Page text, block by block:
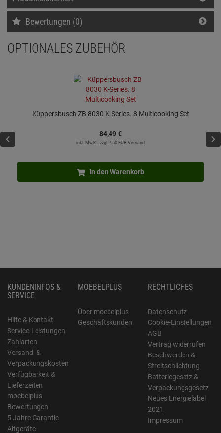
Bewertungen (0)
OPTIONALES ZUBEHÖR
Küppersbusch ZB 8030 K-Series. 8 Multicooking Set
84,49€
inkl. MwSt. zzgl. 7.50 EUR Versand
In den Warenkorb
KUNDENINFOS &
SERVICE
Hilfe & Kontakt
Service-Leistungen
Zahlarten
Versand- &
Verpackungskosten
Verfügbarkeit &
Lieferzeiten
moebelplus
Bewertungen
5 Jahre Garantie
Altgeräte-
MOEBELPLUS
Über moebelplus
Geschäftskunden
RECHTLICHES
Datenschutz
Cookie-Einstellungen
AGB
Vertrag widerrufen
Beschwerden &
Streitschlichtung
Batteriegesetz &
Verpackungsgesetz
Neues Energielabel
2021
Impressum